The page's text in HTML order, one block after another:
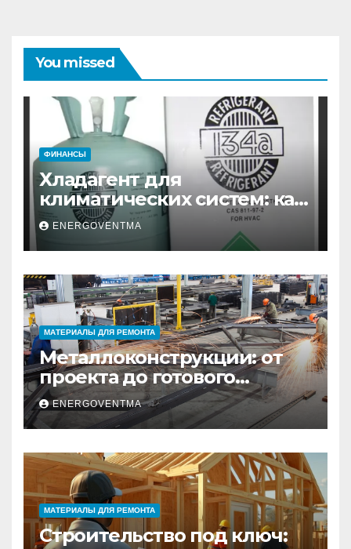
You missed
ФИНАНСЫ
Хладагент для
климатических систем: как
выбрать и купить фреон в
Санкт-Петербурге
ENERGOVENTMA
МАТЕРИАЛЫ ДЛЯ РЕМОНТА
Металлоконструкции: от
проекта до готового
изделия – полный
практический гид
ENERGOVENTMA
МАТЕРИАЛЫ ДЛЯ РЕМОНТА
Строительство под ключ: